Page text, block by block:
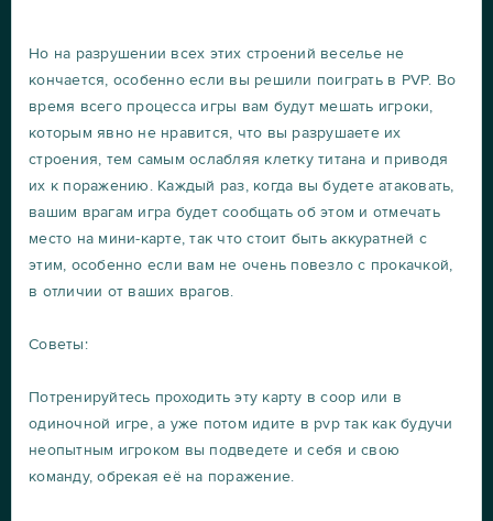
Но на разрушении всех этих строений веселье не
кончается, особенно если вы решили поиграть в PVP. Во
время всего процесса игры вам будут мешать игроки,
которым явно не нравится, что вы разрушаете их
строения, тем самым ослабляя клетку титана и приводя
их к поражению. Каждый раз, когда вы будете атаковать,
вашим врагам игра будет сообщать об этом и отмечать
место на мини-карте, так что стоит быть аккуратней с
этим, особенно если вам не очень повезло с прокачкой,
в отличии от ваших врагов.
Советы:
Потренируйтесь проходить эту карту в соор или в
одиночной игре, а уже потом идите в pvp так как будучи
неопытным игроком вы подведете и себя и свою
команду, обрекая её на поражение.